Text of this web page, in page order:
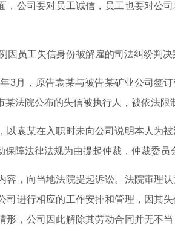
公司要对员工诚信，员工也要对公司
员工失信身份被解雇的司法纠纷判决
，原告袁某与被告某矿业公司签订
法院公布的失信被执行人，被依法限
袁某在入职时未向公司说明本人为被
障法律法规为由提起仲裁，仲裁委员
，向当地法院提起诉讼。法院审理认
司进行相应的工作安排和管理，因其
形，公司因此解除其劳动合同并无不